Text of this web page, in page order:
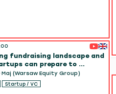
fundraising landscape and
can prepare to ...
Maj (Warsaw Equity Group)
Startup / VC